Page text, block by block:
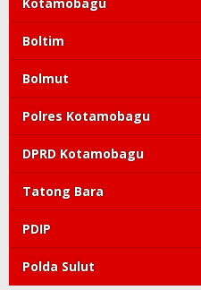
Kotamobagu
Boltim
Bolmut
Polres Kotamobagu
DPRD Kotamobagu
Tatong Bara
PDIP
Polda Sulut